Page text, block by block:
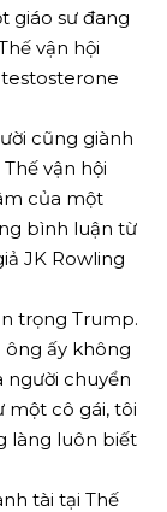
giáo sư đang
vận hội
testosterone
cũng giành
vận hội
của một
bình luận từ
JK Rowling
trọng Trump.
ông ấy không
người chuyển
một cô gái, tôi
làng luôn biết
tài tại Thế